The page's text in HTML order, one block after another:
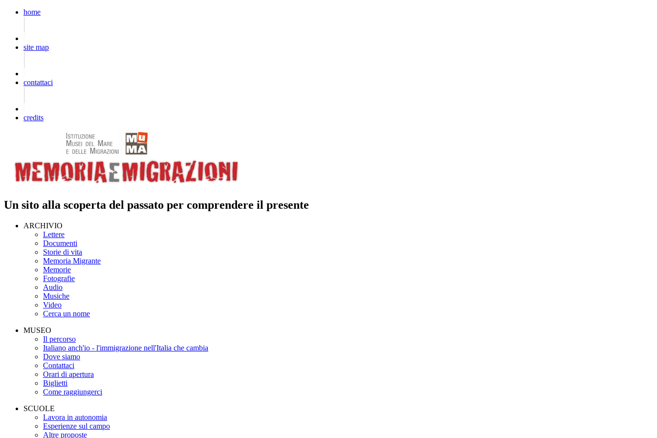
home
site map
contattaci
credits
Un sito alla scoperta del passato per comprendere il presente
ARCHIVIO
Lettere
Documenti
Storie di vita
Memoria Migrante
Memorie
Fotografie
Audio
Musiche
Video
Cerca un nome
MUSEO
Il percorso
Italiano anch'io - l'immigrazione nell'Italia che cambia
Dove siamo
Contattaci
Orari di apertura
Biglietti
Come raggiungerci
SCUOLE
Lavora in autonomia
Esperienze sul campo
Altre proposte